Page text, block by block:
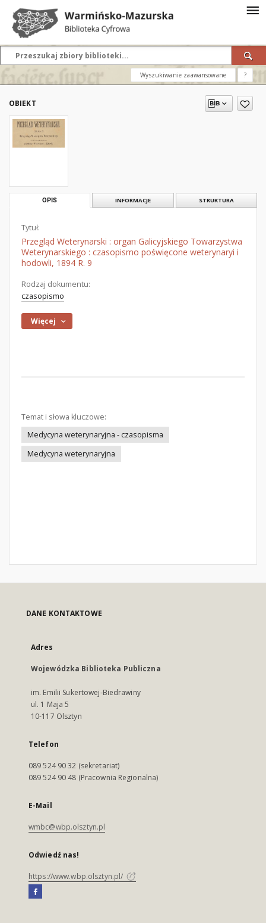
Wyszukiwanie zaawansowane ?
OBIEKT
OPIS INFORMACJE STRUKTURA
Tytuł:
Przegląd Weterynarski : organ Galicyjskiego Towarzystwa
Weterynarskiego : czasopismo poświęcone weterynaryi i
hodowli, 1894 R. 9
Rodzaj dokumentu:
czasopismo
Więcej
Temat i słowa kluczowe:
Medycyna weterynaryjna - czasopisma
Medycyna weterynaryjna
DANE KONTAKTOWE
Adres
Wojewódzka Biblioteka Publiczna
im. Emilii Sukertowej-Biedrawiny
ul. 1 Maja 5
10-117 Olsztyn
Telefon
089 524 90 32 (sekretariat)
089 524 90 48 (Pracownia Regionalna)
E-Mail
wmbc@wbp.olsztyn.pl
Odwiedź nas!
https://www.wbp.olsztyn.pl/